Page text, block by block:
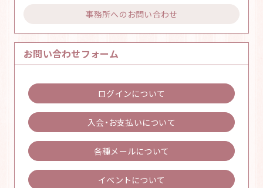
事務所へのお問い合わせ
お問い合わせフォーム
ログインについて
入会・お支払いについて
各種メールについて
イベントについて